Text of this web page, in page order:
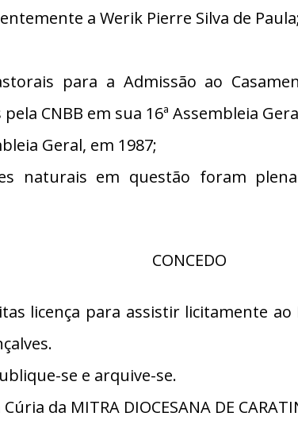
a Werik Pierre Silva de
para a Admissão ao
CNBB em sua 16ª Assembleia
Geral, em 1987;
naturais em questão foram
CONCEDO
licença para assistir licitamente
se e arquive-se.
da MITRA DIOCESANA DE